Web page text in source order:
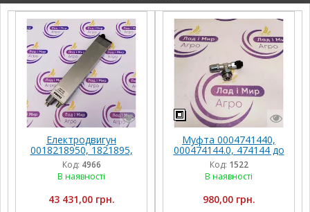
Електродвигун
0018218950, 1821895,
1821895.0, 18218950,
011611.2, 01161120,
16058.2, 016058,
Claas
Код: 4966
В наявності
43 431,00 грн.
Муфта 0004741440,
000474144.0, 474144 до
Claas
Код: 1522
В наявності
980,00 грн.